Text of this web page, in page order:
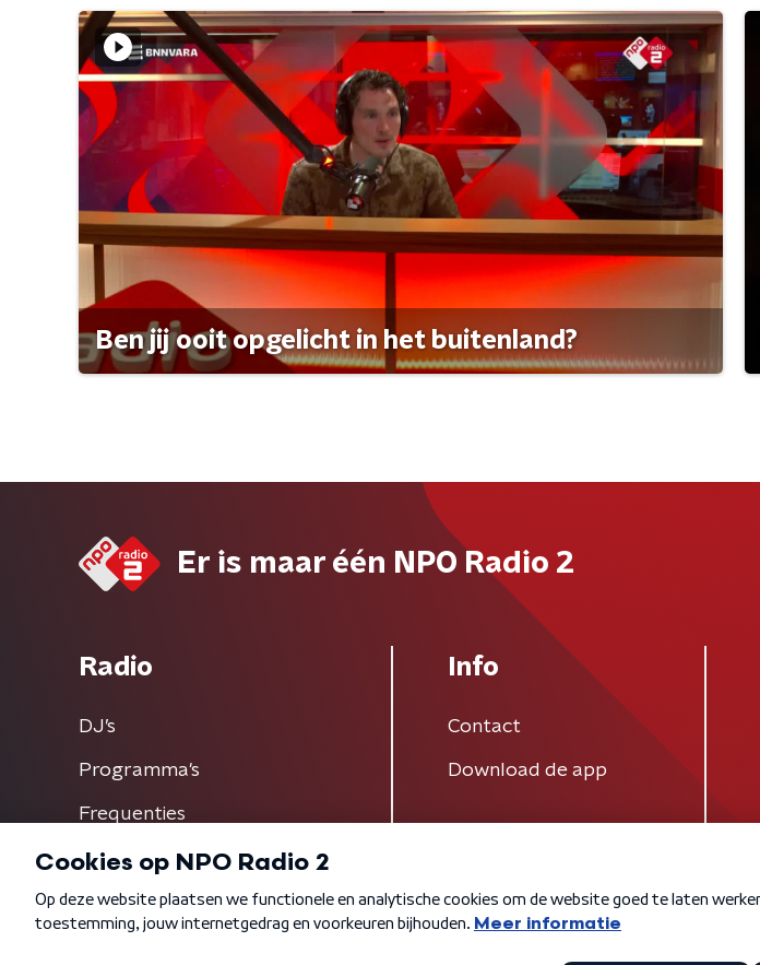
Ben jij ooit opgelicht in het buitenland?
Er is maar één NPO Radio 2
Radio
DJ’s
Programma's
Frequenties
Info
Contact
Download de app
Algemene voorwaarden Privacybeleid